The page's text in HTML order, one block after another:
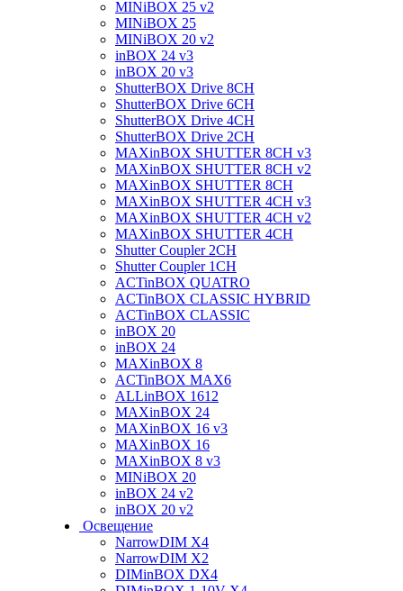
MINiBOX 25 v2
MINiBOX 25
MINiBOX 20 v2
inBOX 24 v3
inBOX 20 v3
ShutterBOX Drive 8CH
ShutterBOX Drive 6CH
ShutterBOX Drive 4CH
ShutterBOX Drive 2CH
MAXinBOX SHUTTER 8CH v3
MAXinBOX SHUTTER 8CH v2
MAXinBOX SHUTTER 8CH
MAXinBOX SHUTTER 4CH v3
MAXinBOX SHUTTER 4CH v2
MAXinBOX SHUTTER 4CH
Shutter Coupler 2CH
Shutter Coupler 1CH
ACTinBOX QUATRO
ACTinBOX CLASSIC HYBRID
ACTinBOX CLASSIC
inBOX 20
inBOX 24
MAXinBOX 8
ACTinBOX MAX6
ALLinBOX 1612
MAXinBOX 24
MAXinBOX 16 v3
MAXinBOX 16
MAXinBOX 8 v3
MINiBOX 20
inBOX 24 v2
inBOX 20 v2
Освещение
NarrowDIM X4
NarrowDIM X2
DIMinBOX DX4